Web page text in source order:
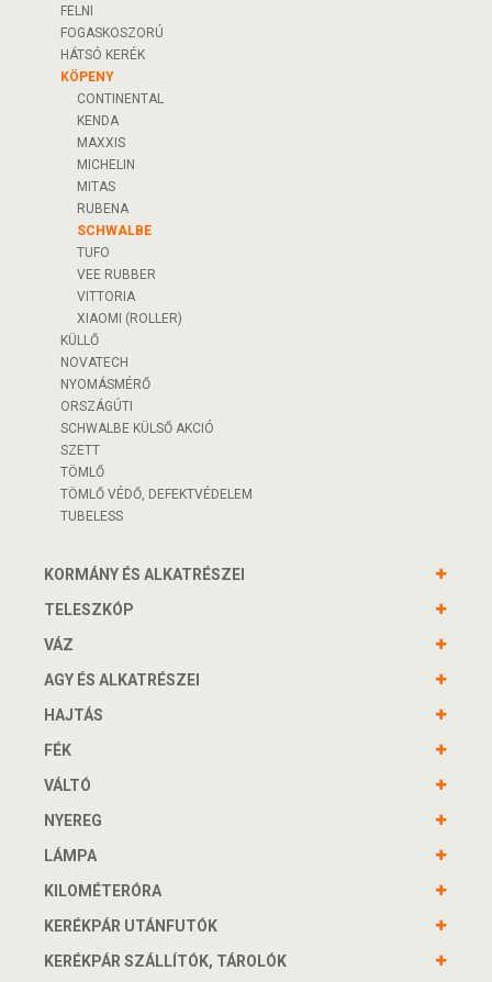
FELNI
FOGASKOSZORÚ
HÁTSÓ KERÉK
KÖPENY
CONTINENTAL
KENDA
MAXXIS
MICHELIN
MITAS
RUBENA
SCHWALBE
TUFO
VEE RUBBER
VITTORIA
XIAOMI (ROLLER)
KÜLLŐ
NOVATECH
NYOMÁSMÉRŐ
ORSZÁGÚTI
SCHWALBE KÜLSŐ AKCIÓ
SZETT
TÖMLŐ
TÖMLŐ VÉDŐ, DEFEKTVÉDELEM
TUBELESS
KORMÁNY ÉS ALKATRÉSZEI
TELESZKÓP
VÁZ
AGY ÉS ALKATRÉSZEI
HAJTÁS
FÉK
VÁLTÓ
NYEREG
LÁMPA
KILOMÉTERÓRA
KERÉKPÁR UTÁNFUTÓK
KERÉKPÁR SZÁLLÍTÓK, TÁROLÓK